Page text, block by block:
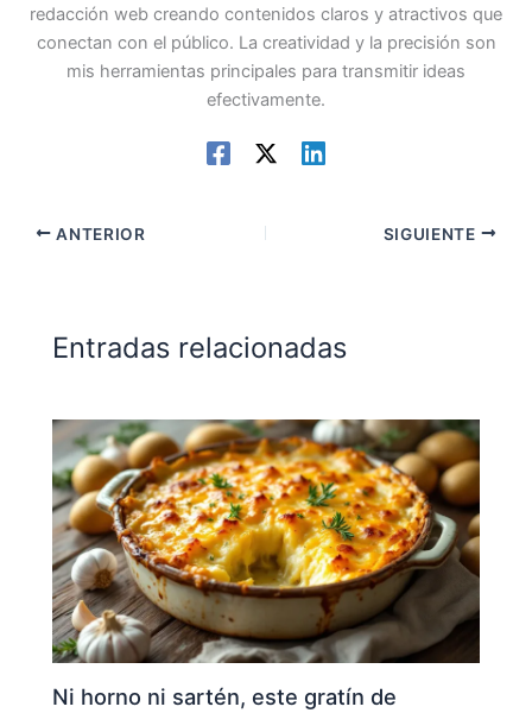
redacción web creando contenidos claros y atractivos que
conectan con el público. La creatividad y la precisión son
mis herramientas principales para transmitir ideas
efectivamente.
ANTERIOR SIGUIENTE
Entradas relacionadas
Ni horno ni sartén, este gratín de